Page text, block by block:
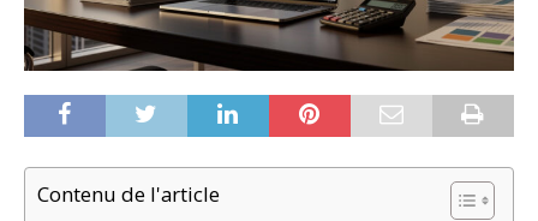
Contenu de l'article